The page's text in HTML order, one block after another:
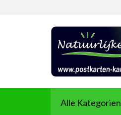
Alle Kategorien